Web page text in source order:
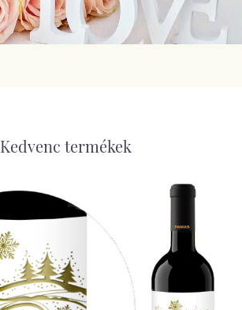
Kedvenc termékek